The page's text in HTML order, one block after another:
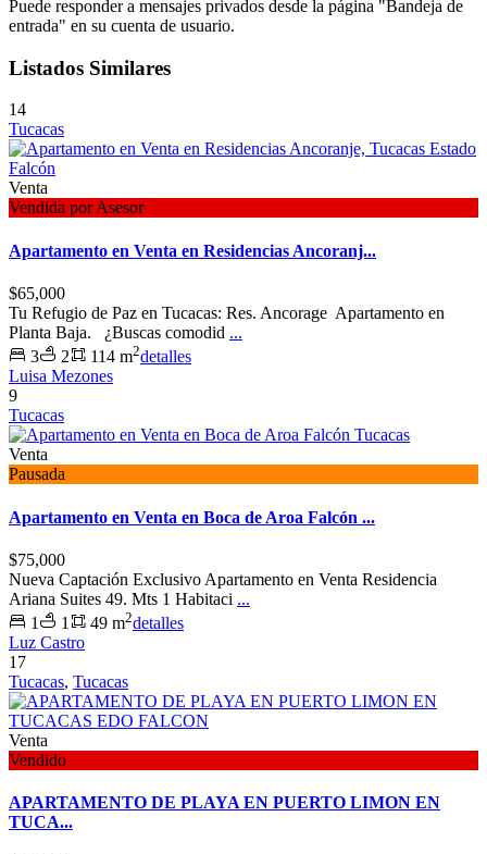
Puede responder a mensajes privados desde la página "Bandeja de
entrada" en su cuenta de usuario.
Listados Similares
14
Tucacas
Venta
Vendida por Asesor
Apartamento en Venta en Residencias Ancoranj...
$65,000
Tu Refugio de Paz en Tucacas: Res. Ancorage Apartamento en
Planta Baja. ¿Buscas comodid ...
3
2 114 m2detalles
Luisa Mezones
9
Tucacas
Venta
Pausada
Apartamento en Venta en Boca de Aroa Falcón ...
$75,000
Nueva Captación Exclusivo Apartamento en Venta Residencia
Ariana Suites 49. Mts 1 Habitaci ...
1
1 49 m2detalles
Luz Castro
17
Tucacas, Tucacas
Venta
Vendido
APARTAMENTO DE PLAYA EN PUERTO LIMON EN
TUCA...